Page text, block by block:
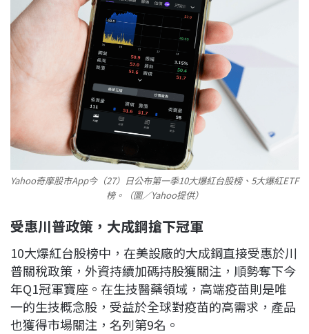
Yahoo奇摩股市App今（27）日公布第一季10大爆紅台股榜、5大爆紅ETF
榜。（圖／Yahoo提供）
受惠川普政策，大成鋼搶下冠軍
10大爆紅台股榜中，在美設廠的大成鋼直接受惠於川
普關稅政策，外資持續加碼持股獲關注，順勢奪下今
年Q1冠軍寶座。在生技醫藥領域，高端疫苗則是唯
一的生技概念股，受益於全球對疫苗的高需求，產品
也獲得市場關注，名列第9名。